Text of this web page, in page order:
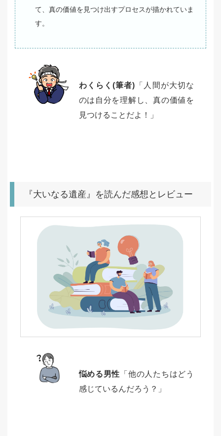
て、真の価値を見つけ出すプロセスが描かれていま
す。
わくらく(筆者) 「人間が大切な
のは自分を理解し、真の価値を
見つけることだよ！」
『大いなる遺産』を読んだ感想とレビュー
悩める男性 「他の人たちはどう
感じているんだろう？」